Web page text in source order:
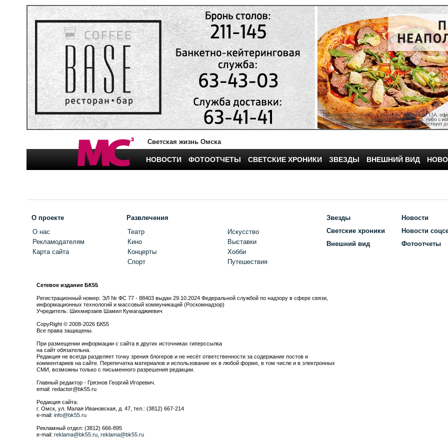
Светская жизнь Омска
НОВОСТИ ФОТООТЧЕТЫ СВЕТСКИЕ ХРОНИКИ ЗВЕЗДЫ ВНЕШНИЙ ВИД
О проекте
О нас
Рекламодателям
Карта сайта
Развлечения
Театр
Кино
Концерты
Спорт
Искусство
Выставки
Хобби
Путешествия
Звезды
Светские хроники
Внешний вид
Новости
Новости
Фотоотчеты
Сетевое издание БК55
Регистрационный номер: ЭЛ № ФС 77 - 88403 выдан 29.10.2024 Федеральной службой по надзору в сфере связи,
информационных технологий и массовый коммуникаций (Роскомнадзор)
Учредитель: Шихмирзаев Шамил Кумагаджиевич
CopyRight © 2008-2026 БК55
Все права защищены.
При размещении информации с сайта в других источниках гиперссылка
на сайт обязательна.
Редакция не всегда разделяет точку зрения блогеров и не несёт ответственности за содержание постов и
комментариев на сайте. Перепечатка материалов и использование их в любой форме, в том числе и в электронных
СМИ, возможны только с письменного разрешения редакции.
Главный редактор - Грязнов Георгий Игоревич.
email: redactor@bk55.ru
Редакция сайта:
г. Омск, ул. Малая Ивановская, д. 47, тел.: (3812) 667-214
e-mail: info@bk55.ru
Рекламный отдел: (3812) 666-895
e-mail: reklama@bk55.ru reklama@bk55.ru